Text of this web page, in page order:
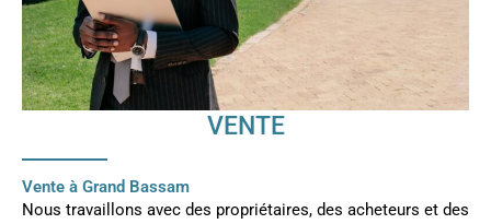
VENTE
Vente à Grand Bassam
Nous travaillons avec des propriétaires, des acheteurs et des